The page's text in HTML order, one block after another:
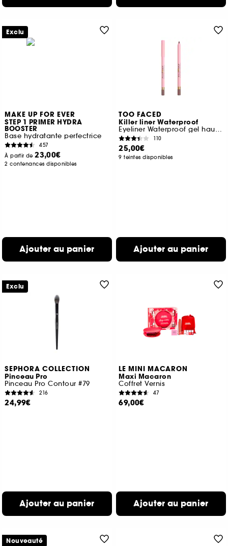
MAKE UP FOR EVER
STEP 1 PRIMER HYDRA
BOOSTER
Base hydratante perfectrice
457
À partir de23,00€
2 contenances disponibles
Ajouter au panier
Exclu
TOO FACED
Killer liner Waterproof
Eyeliner Waterproof gel haute précision
110
25,00€
9 teintes disponibles
Ajouter au panier
SEPHORA COLLECTION
Pinceau Pro
Pinceau Pro Contour #79
216
24,99€
Ajouter au panier
Exclu
LE MINI MACARON
Maxi Macaron
Coffret Vernis
47
69,00€
Ajouter au panier
Nouveauté